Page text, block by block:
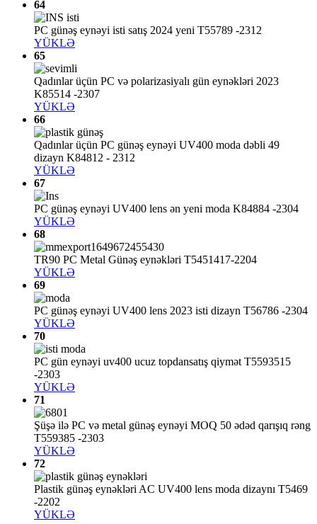
64
PC günəş eynəyi isti satış 2024 yeni T55789 -2312
YÜKLƏ
65
Qadınlar üçün PC və polarizasiyalı gün eynəkləri 2023
K85514 -2307
YÜKLƏ
66
Qadınlar üçün PC günəş eynəyi UV400 moda dəbli 49
dizayn K84812 - 2312
YÜKLƏ
67
PC günəş eynəyi UV400 lens ən yeni moda K84884 -2304
YÜKLƏ
68
TR90 PC Metal Günəş eynəkləri T5451417-2204
YÜKLƏ
69
PC günəş eynəyi UV400 lens 2023 isti dizayn T56786 -2304
YÜKLƏ
70
PC gün eynəyi uv400 ucuz topdansatış qiymət T5593515
-2303
YÜKLƏ
71
Şüşə ilə PC və metal günəş eynəyi MOQ 50 ədəd qarışıq rəng
T559385 -2303
YÜKLƏ
72
Plastik günəş eynəkləri AC UV400 lens moda dizaynı T5469
-2202
YÜKLƏ